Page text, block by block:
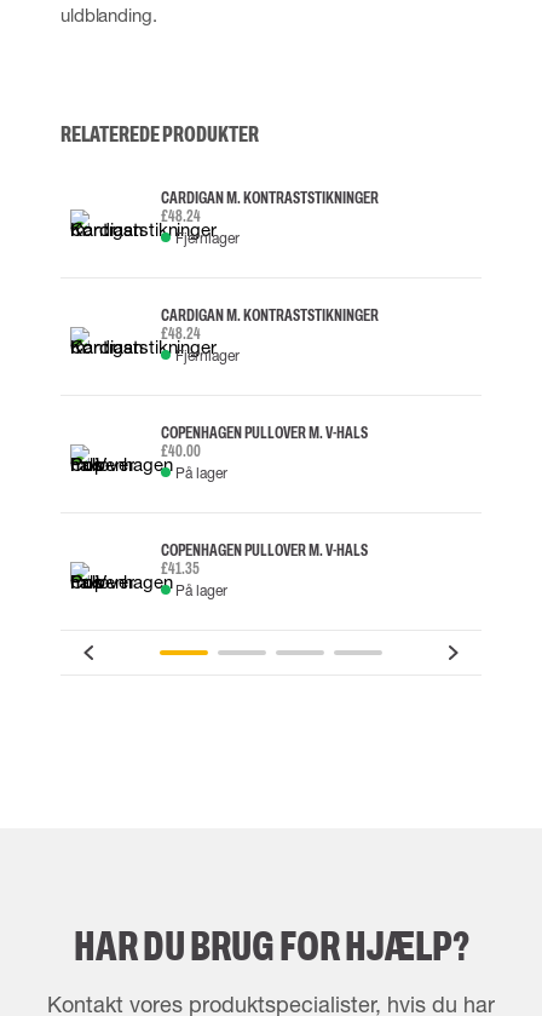
uldblanding.
RELATEREDE PRODUKTER
CARDIGAN M. KONTRASTSTIKNINGER
£48.24
Fjernlager
CARDIGAN M. KONTRASTSTIKNINGER
£48.24
Fjernlager
COPENHAGEN PULLOVER M. V-HALS
£40.00
På lager
COPENHAGEN PULLOVER M. V-HALS
£41.35
På lager
HAR DU BRUG FOR HJÆLP?
Kontakt vores produktspecialister, hvis du har